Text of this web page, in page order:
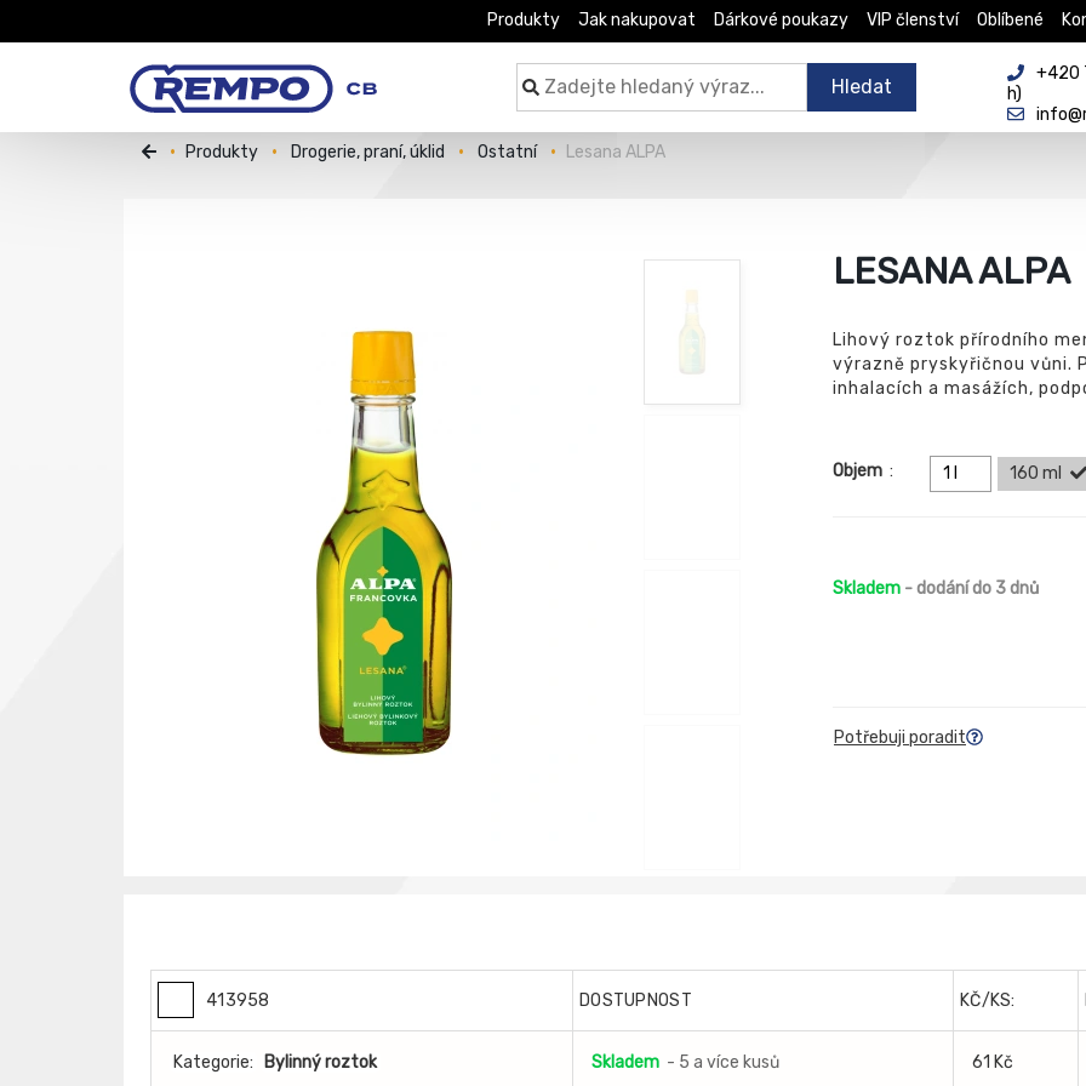
Produkty Jak nakupovat Dárkové poukazy VIP členství Oblíbené
Hledat
+420
h)
Produkty
Drogerie, praní, úklid Ostatní Lesana ALPA
LESANA ALPA
Lihový roztok přírodního
výrazně pryskyřičnou vůni.
inhalacích a masážích,
Objem : 1 l 160 ml
Skladem - dodání do 3 dnů
Potřebuji poradit
413958 DOSTUPNOST KČ/KS:
Kategorie: Bylinný roztok Skladem - 5 a více kusů 61 Kč